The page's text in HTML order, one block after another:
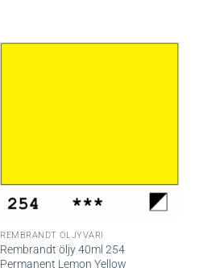
REMBRANDT ÖLJYVÄRI
Rembrandt öljy 40ml 254
Permanent Lemon Yellow